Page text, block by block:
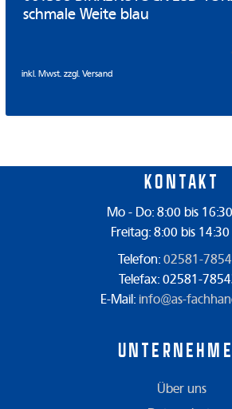
schmale Weite blau
inkl. Mwst. zzgl.Versand
Kontakt
Mo - Do: 8:00 bis
Freitag: 8:00 bis
Telefon: 02581-
Telefax: 02581-
E-Mail:info@as-
Über uns